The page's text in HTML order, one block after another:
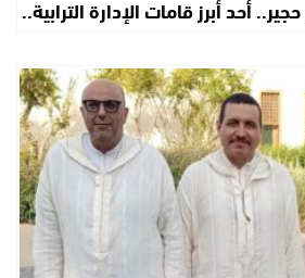
أحد أبرز قامات الإدارة الترابية..